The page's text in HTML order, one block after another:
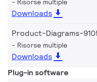
Risorse multiple
Downloads
Product-Diagrams-
Risorse multiple
Downloads
Plug-in software